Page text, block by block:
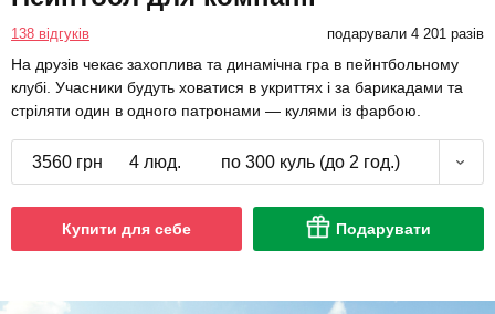
138 відгуків подарували 4 201 разів
На друзів чекає захоплива та динамічна гра в пейнтбольному
клубі. Учасники будуть ховатися в укриттях і за барикадами та
стріляти один в одного патронами — кулями із фарбою.
3560 грн 4 люд. по 300 куль (до 2 год.)
Купити для себе Подарувати